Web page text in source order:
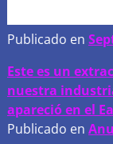
Publicado en
Este es un
nuestra
apareció en el
Publicado en